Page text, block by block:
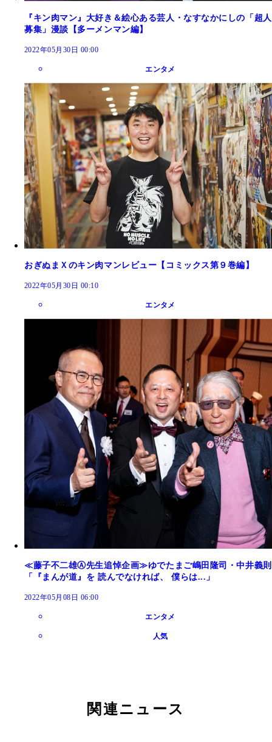
『キン肉マン』大好き＆絵心ある芸人・なすなかにしの「超人
募集」漫談【多ーメンマン編】
2022年05月30日 00:00
エンタメ
おぎぬまＸのキン肉マンレビュー【コミックス第９巻編】
2022年05月30日 00:10
エンタメ
≪藤子不二雄Ⓐ先生追悼企画≫ゆでたまご嶋田隆司・中井義則
「『まんが道』を 読んでなければ、 僕らは...」
2022年05月08日 06:00
エンタメ
人気
関連ニュース